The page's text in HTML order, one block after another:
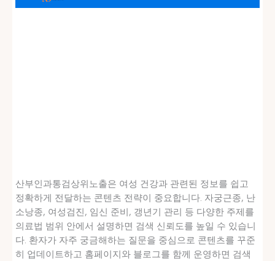
산부인과통검상위노출은 여성 건강과 관련된 정보를 쉽고
정확하게 전달하는 콘텐츠 전략이 중요합니다. 자궁근종, 난
소낭종, 여성검진, 임신 준비, 갱년기 관리 등 다양한 주제를
의료법 범위 안에서 설명하면 검색 신뢰도를 높일 수 있습니
다. 환자가 자주 궁금해하는 질문을 중심으로 콘텐츠를 꾸준
히 업데이트하고 홈페이지와 블로그를 함께 운영하면 검색